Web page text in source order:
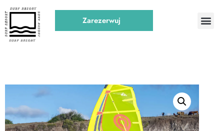
Zarezerwuj